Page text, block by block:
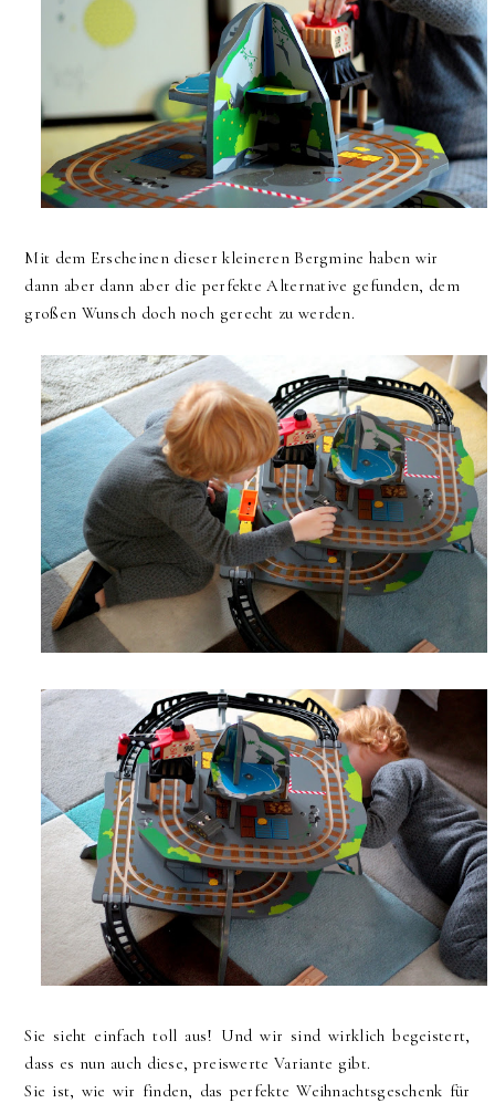
Mit dem Erscheinen dieser kleineren Bergmine haben wir
dann aber dann aber die perfekte Alternative gefunden, dem
großen Wunsch doch noch gerecht zu werden.
Sie sieht einfach toll aus! Und wir sind wirklich begeistert,
dass es nun auch diese, preiswerte Variante gibt.
Sie ist, wie wir finden, das perfekte Weihnachtsgeschenk für